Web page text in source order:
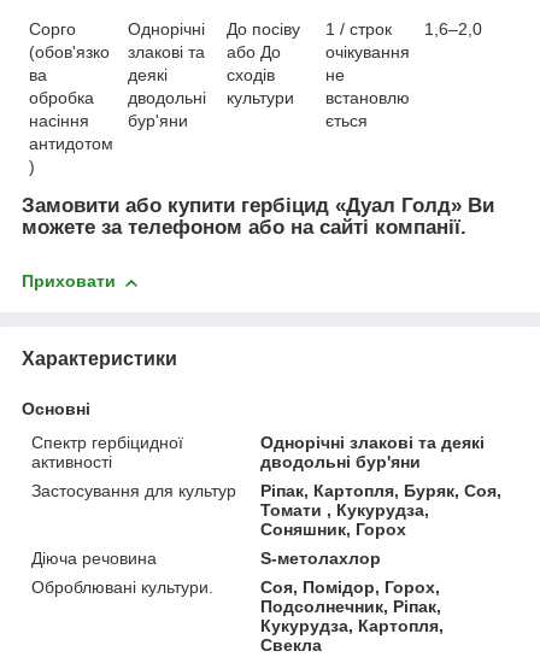
Сорго
(обов'язко
ва
обробка
насіння
антидотом
)
Однорічні
злакові та
деякі
дводольні
бур'яни
До посіву
або До
сходів
культури
1 / строк
очікування
не
встановлю
ється
1,6–2,0
Замовити або купити гербіцид «Дуал Голд» Ви
можете за телефоном або на сайті компанії.
Приховати
Характеристики
Основні
Спектр гербіцидної
активності
Однорічні злакові та деякі
дводольні бур'яни
Застосування для культур
Ріпак, Картопля, Буряк, Соя,
Томати , Кукурудза,
Соняшник, Горох
Діюча речовина
S-метолахлор
Оброблювані культури.
Соя, Помідор, Горох,
Подсолнечник, Ріпак,
Кукурудза, Картопля,
Свекла